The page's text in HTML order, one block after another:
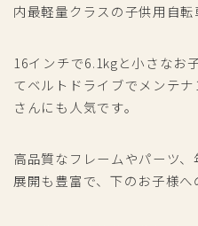
内最軽量クラスの子供用自転
16インチで6.1kgと小さなお
てベルトドライブでメンテ
さんにも人気です。
高品質なフレームやパーツ
展開も豊富で、下のお子様へ